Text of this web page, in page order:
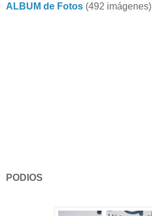
ALBUM de Fotos (492 imágenes)
PODIOS